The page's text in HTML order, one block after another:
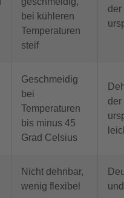
bei kühleren
Temperaturen
steif
Geschmeidig
bei
Temperaturen
bis minus 45
Grad Celsius
Nicht dehnbar,
wenig flexibel